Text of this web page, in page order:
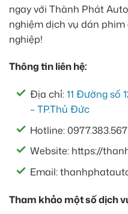
ngay với Thành Phát
nghiệm dịch vụ dán
nghiệp!
Thông tin liên hệ:
Địa chỉ:11 Đường số
– TP.Thủ Đức
Hotline:
Website: https://
Email:
Tham khảo một số dịch